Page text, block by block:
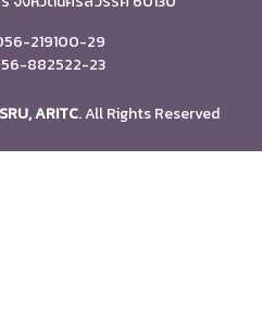
219100-29
882522-23
ARITC. All Rights Reserved